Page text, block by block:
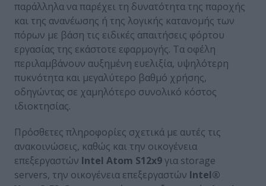
παράλληλα να παρέχει τη δυνατότητα της παροχής
και της ανανέωσης ή της λογικής κατανομής των
πόρων με βάση τις ειδικές απαιτήσεις φόρτου
εργασίας της εκάστοτε εφαρμογής. Τα οφέλη
περιλαμβάνουν αυξημένη ευελιξία, υψηλότερη
πυκνότητα και μεγαλύτερο βαθμό χρήσης,
οδηγώντας σε χαμηλότερο συνολικό κόστος
ιδιοκτησίας.
Πρόσθετες πληροφορίες σχετικά με αυτές τις
ανακοινώσεις, καθώς και την οικογένεια
επεξεργαστών Intel Atom S12x9για storage
servers, την οικογένεια επεξεργαστών Intel®